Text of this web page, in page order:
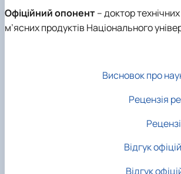
Офіційний опонент– доктор
м’ясних продуктів Національного
Висновок про
Рецензія
Відгук
Відгук